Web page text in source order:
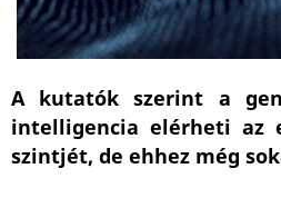
A kutatók szerint a
intelligencia elérheti az
szintjét, de ehhez még